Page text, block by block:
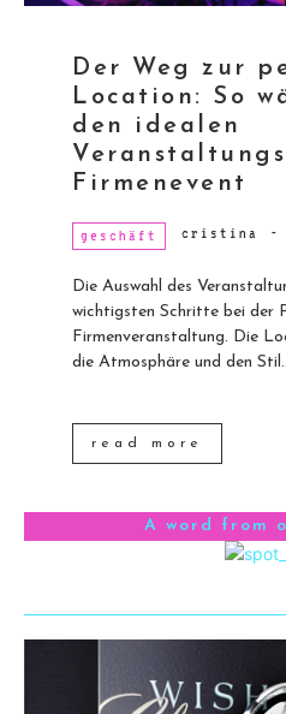
Der Weg zur
Location: So
den idealen
Firmenevent
geschäft cristina -
Die Auswahl des
wichtigsten Schritte bei der
Firmenveranstaltung. Die
die Atmosphäre und den
read more
A word from